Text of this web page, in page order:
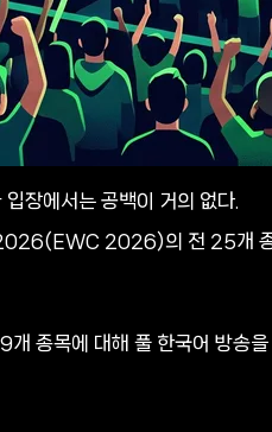
장에서는 공백이 거의 없다.
2026)의 전 25개
종목에 대해 풀 한국어 방송